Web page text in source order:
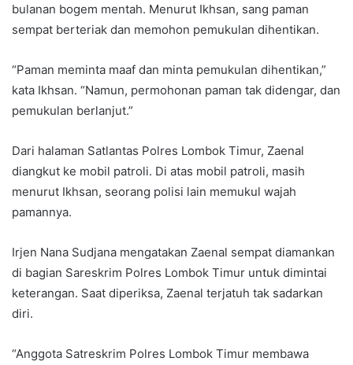
bulanan bogem mentah. Menurut Ikhsan, sang paman
sempat berteriak dan memohon pemukulan dihentikan.
“Paman meminta maaf dan minta pemukulan dihentikan,”
kata Ikhsan. “Namun, permohonan paman tak didengar, dan
pemukulan berlanjut.”
Dari halaman Satlantas Polres Lombok Timur, Zaenal
diangkut ke mobil patroli. Di atas mobil patroli, masih
menurut Ikhsan, seorang polisi lain memukul wajah
pamannya.
Irjen Nana Sudjana mengatakan Zaenal sempat diamankan
di bagian Sareskrim Polres Lombok Timur untuk dimintai
keterangan. Saat diperiksa, Zaenal terjatuh tak sadarkan
diri.
“Anggota Satreskrim Polres Lombok Timur membawa